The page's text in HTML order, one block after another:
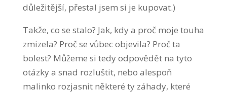
důležitější, přestal jsem si je kupovat.)
Takže, co se stalo? Jak, kdy a proč moje touha
zmizela? Proč se vůbec objevila? Proč ta
bolest? Můžeme si tedy odpovědět na tyto
otázky a snad rozluštit, nebo alespoň
malinko rozjasnit některé ty záhady, které